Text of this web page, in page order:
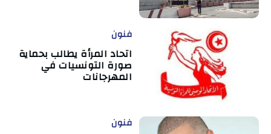
فنون
اتحاد المرأة يطالب بحماية
صورة التونسيات في
المهرجانات
فنون